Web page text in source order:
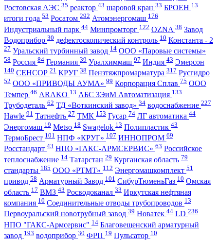
Ростовская АЭС 35 реактор 43 шаровой кран 33 БРОЕН 13
итоги года 53 Росатом 292 Атомэнергомаш 176
Индустриальный парк 44 Минпромторг 122 OZNA 38 Завод
Водоприбор 30 дефектоскопический контроль 10 Константа - 2
27 Уральский турбинный завод 14 ООО «Паровые системы»
58 Россия 84 Германия 39 Уралхиммаш 97 Индия 43 Эмерсон
140 СЕНСОР 21 КРУГ 38 Пензтяжпромарматура 317 Русгидро
52 ООО «ПРИВОДЫ АУМА» 99 Корпорация Сплав 75 ООО
Темпер 46 ARAKO 13 АБС ЗЭиМ Автоматизация 133
Трубодеталь 62 ТД «Воткинский завод» 34 водоснабжение 227
Hawle 91 Татнефть 27 ТМК 153 Гусар 74 ЛГ автоматика 44
Энергомаш 19 Metso 18 Swagelok 13 Полипластик 43
ТермоБрест 101 НПФ «КРУГ» 107 ИННОПРОМ 69
Росстандарт 43 НПО «ГАКС-АРМСЕРВИС» 63 Российское
теплоснабжение 14 Татарстан 29 Курганская область 79
стандарты 185 ООО «РТМТ» 112 Энергомашкомплект 51
привод 58 Арматурный Завод 101 СибурТюменьГаз 10 Омская
область 17 ВМЗ 43 Росводоканал 33 Иркутская нефтяная
компания 10 Соединительные отводы трубопроводов 13
Первоуральский новотрубный завод 39 Новатек 44 LD 236
НПО "ГАКС-Армсервис" 14 Благовещенский арматурный
завод 193 водоприбор 30 ФРП 19 Пульсатор 10